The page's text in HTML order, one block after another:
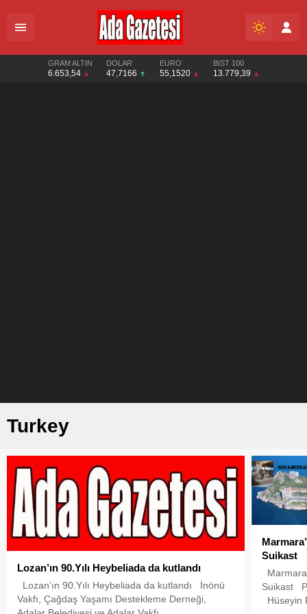
GRAM ALTIN
6.653,54
DOLAR
47,7166
EURO
55,1520
BIST 100
13.779,39
Turkey
Lozan’ın 90.Yılı Heybeliada da kutlandı
Lozan’ın 90.Yılı Heybeliada da kutlandı İnönü
Vakfı, Çağdaş Yaşamı Destekleme Derneği,
Suikast
Suikast
Hüseyin